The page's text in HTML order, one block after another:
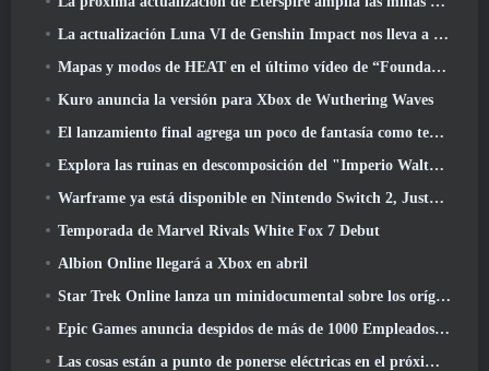
La actualización Luna VI de Genshin Impact nos lleva a ese lugar del que Mondstadt sigue hablando pero que nunca hemos visto
Mapas y modos de HEAT en el último vídeo de “Foundations”
Kuro anuncia la versión para Xbox de Wuthering Waves
El lanzamiento final agrega un poco de fantasía como temporada 10 Lanzamientos
Explora las ruinas en descomposición del "Imperio Walthen" en la próxima gran actualización de RAVEN2
Warframe ya está disponible en Nintendo Switch 2, Justo a tiempo para el lanzamiento de Shadowgrapher
Temporada de Marvel Rivals White Fox 7 Debut
Albion Online llegará a Xbox en abril
Star Trek Online lanza un minidocumental sobre los orígenes de la Federación para celebrar el 16º aniversario
Epic Games anuncia despidos de más de 1000 Empleados, Citando "Descenso en el compromiso de Fortnite"
Las cosas están a punto de ponerse eléctricas en el próximo evento Aftershock de Apex Legends